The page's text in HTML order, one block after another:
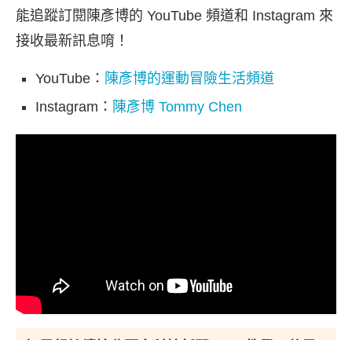
能追蹤訂閱陳彥博的 YouTube 頻道和 Instagram 來
接收最新訊息唷！
YouTube： 陳彥博的運動冒險生活頻道
Instagram： 陳彥博 Tommy Chen